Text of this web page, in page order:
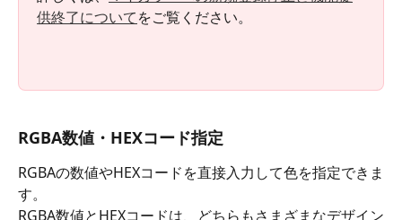
供終了についてをご覧ください。
RGBA数値・HEXコード指定
RGBAの数値やHEXコードを直接入力して色を指定できま
す。
RGBA数値とHEXコードは、どちらもさまざまなデザイン